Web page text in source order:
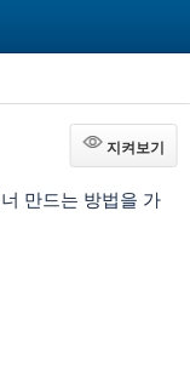
지켜보기
지켜보기
만드는 방법을 가